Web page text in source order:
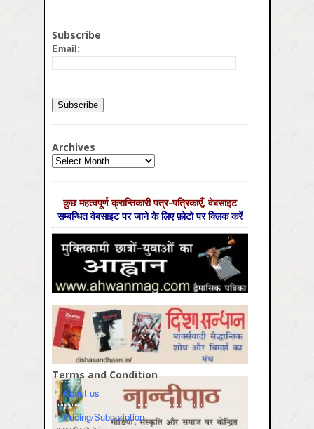
Subscribe
Email:
Archives
Archives
कुछ महत्‍वपूर्ण क्रान्तिकारी पत्र-पत्रिकाएँ, वेबसाइट
सम्‍बन्धित वेबसाइट पर जाने के लिए फ़ोटो पर क्लिक करें
Terms and Condition
About us
Pricing/Subscription